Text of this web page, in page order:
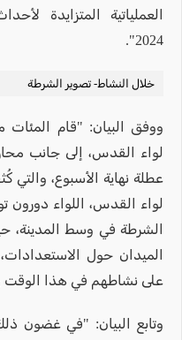
العملياتية المتزايدة
2024".
خلال النشاط- تصوير الشرطة
ووفق البيان: "قام
لواء القدس، إلى جانب
عطلة نهاية الأسبوع، والتي
لواء القدس، اللواء
الشرطة في وسط المدينة،
الميدان حول
على نشاطهم في هذا
وتابع البيان: "في غضون